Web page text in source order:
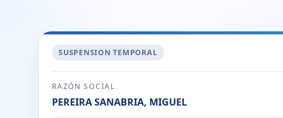
SUSPENSION TEMPORAL
RAZÓN SOCIAL
PEREIRA SANABRIA, MIGUEL